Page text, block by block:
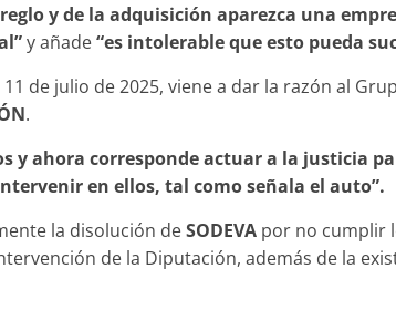
y de la adquisición aparezca una
y añade“es intolerable que esto pueda
de julio de 2025, viene a dar la razón al
.
y ahora corresponde actuar a la justicia
en ellos, tal como señala el auto”.
la disolución deSODEVA por no cumplir
de la Diputación, además de la